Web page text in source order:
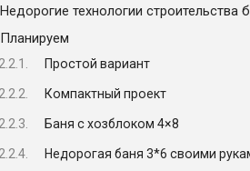
Недорогие технологии строительства
Планируем
Простой вариант
Компактный проект
Баня с хозблоком 4×8
Недорогая баня 3*6 своими